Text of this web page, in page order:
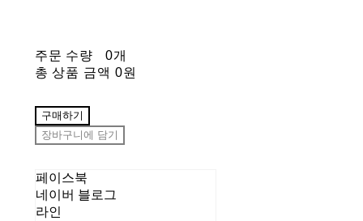
주문 수량
0개
총 상품 금액 0원
구매하기
장바구니에 담기
페이스북
네이버 블로그
라인